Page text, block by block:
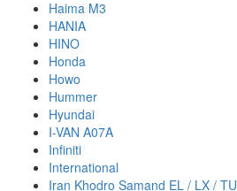
Haima M3
HANIA
HINO
Honda
Howo
Hummer
Hyundai
I-VAN A07A
Infiniti
International
Iran Khodro Samand EL / LX / TU